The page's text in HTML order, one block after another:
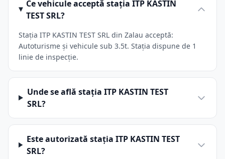
Ce vehicule acceptă stația ITP KASTIN
TEST SRL?
Stația ITP KASTIN TEST SRL din Zalau acceptă:
Autoturisme și vehicule sub 3.5t. Stația dispune de 1
linie de inspecție.
Unde se află stația ITP KASTIN TEST
SRL?
Este autorizată stația ITP KASTIN TEST
SRL?